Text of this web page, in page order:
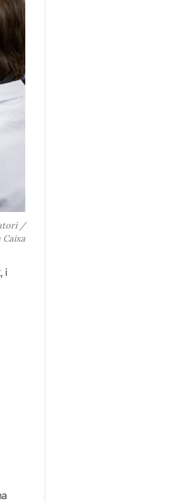
/
Caixa
i